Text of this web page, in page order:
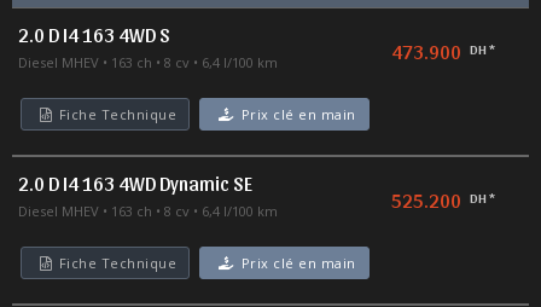
2.0 D I4 163 4WD S
Diesel MHEV 163 ch 8 cv 6,4 l/100 km 473.900 DH *
Fiche Technique Prix clé en main
2.0 D I4 163 4WD Dynamic SE
Diesel MHEV 163 ch 8 cv 6,4 l/100 km 525.200 DH *
Fiche Technique Prix clé en main